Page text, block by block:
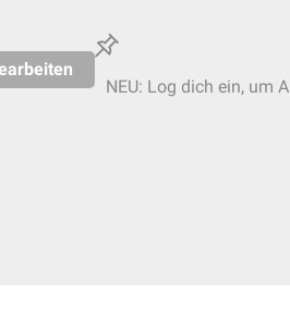
NEU: Log dich ein, um